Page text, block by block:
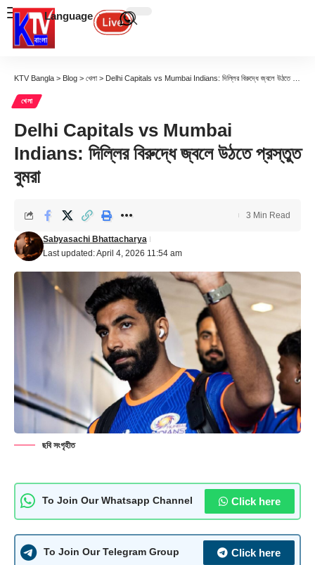
Language
KTV Bangla > Blog > খেলা > Delhi Capitals vs Mumbai Indians: দিল্লির বিরুদ্ধে জ্বলে উঠতে প্রস্তুত বুমরা
খেলা
Delhi Capitals vs Mumbai
Indians: দিল্লির বিরুদ্ধে জ্বলে উঠতে প্রস্তুত
বুমরা
Last updated: April 4, 2026 11:54 am
Sabyasachi Bhattacharya
3 Min Read
ছবি সংগৃহীত
To Join Our Whatsapp Channel Click here
To Join Our Telegram Group Click here